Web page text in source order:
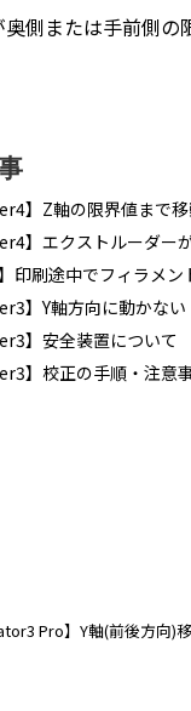
側または手前側
】Z軸の限界値まで
】エクストルーダー
印刷途中でフィラメ
】Y軸方向に動かない
】安全装置について
】校正の手順・注意
Pro】Y軸(前後方向)